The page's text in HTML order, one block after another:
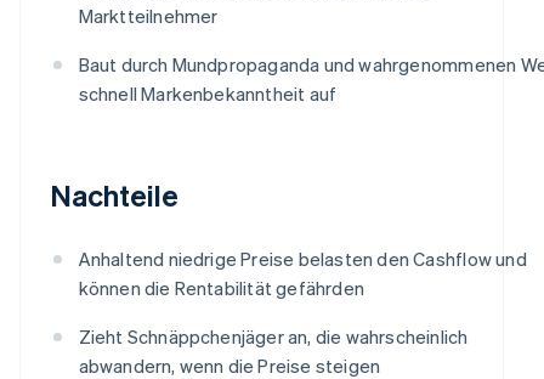
Marktteilnehmer
Baut durch Mundpropaganda und wahrgenommenen
schnell Markenbekanntheit auf
Nachteile
Anhaltend niedrige Preise belasten den Cashflow und
können die Rentabilität gefährden
Zieht Schnäppchenjäger an, die wahrscheinlich
abwandern, wenn die Preise steigen